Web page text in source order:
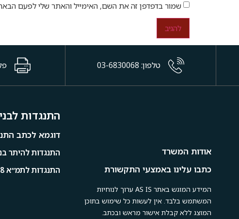
שמור בדפדפן זה את השם, האימייל והאתר שלי לפעם
טלפון: 03-6830068
אודות המשרד
כתבו עלינו באמצעי התקשורת
המידע המוגש באתר AS IS ערוך לנוחיות
המשתמש בלבד. אין לעשות כל שימוש בתוכן
המוצג ללא קבלת אישור מראש ובכתב.
התנגדות
דוגמא לכתב
התנגדות להיתר
התנגדות לתמ״א 38